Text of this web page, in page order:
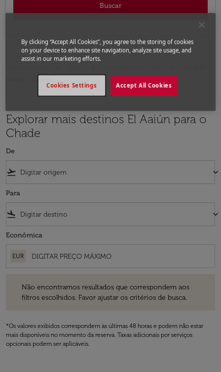
Buscar
Explorar mais destinos El Aaiún para o
Chade
De
flight_takeoff keyboard_arrow_down
Para
flight_land keyboard_arrow_down
Econômica
EUR
Não encontramos resultados que correspondem aos
filtros escolhidos. Favor ajustar os critérios de busca.
*Os valores exibidos correspondem às últimas 48 horas e podem não estar
mais disponíveis no momento da reserva. Taxas adicionais por serviços
opcionais podem ser aplicáveis.
By clicking “Accept All Cookies”, you agree to the storing of cookies
on your device to enhance site navigation, analyze site usage, and
assist in our marketing efforts.
Accept All Cookies
Cookies Settings